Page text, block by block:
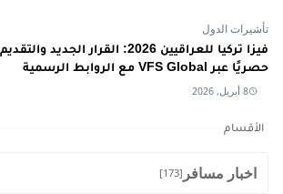
تأشيرات الدول
فيزا تركيا للعراقيين 2026: القرار الجديد والتقديم
حصريًا عبر VFS Global مع الروابط الرسمية
8 أبريل, 2026
الأقسام
اخبار مسافر [173]